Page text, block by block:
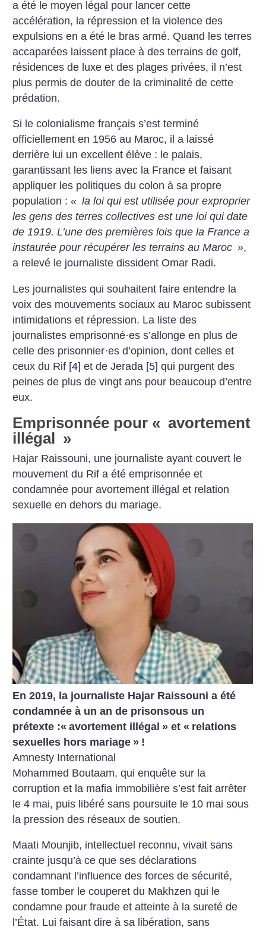
a été le moyen légal pour lancer cette
accélération, la répression et la violence des
expulsions en a été le bras armé. Quand les terres
accaparées laissent place à des terrains de golf,
résidences de luxe et des plages privées, il n’est
plus permis de douter de la criminalité de cette
prédation.
Si le colonialisme français s’est terminé
officiellement en 1956 au Maroc, il a laissé
derrière lui un excellent élève : le palais,
garantissant les liens avec la France et faisant
appliquer les politiques du colon à sa propre
population :« la loi qui est utilisée pour exproprier
les gens des terres collectives est une loi qui date
de 1919. L’une des premières lois que la France a
instaurée pour récupérer les terrains au Maroc »,
a relevé le journaliste dissident Omar Radi.
Les journalistes qui souhaitent faire entendre la
voix des mouvements sociaux au Maroc subissent
intimidations et répression. La liste des
journalistes emprisonné·es s’allonge en plus de
celle des prisonnier·es d’opinion, dont celles et
ceux du Rif [4] et de Jerada [5] qui purgent des
peines de plus de vingt ans pour beaucoup d’entre
eux.
Emprisonnée pour « avortement
illégal »
Hajar Raissouni, une journaliste ayant couvert le
mouvement du Rif a été emprisonnée et
condamnée pour avortement illégal et relation
sexuelle en dehors du mariage.
En 2019, la journaliste Hajar Raissouni a été
condamnée à un an de prisonsous un
prétexte :« avortement illégal » et « relations
sexuelles hors mariage » !
Amnesty International
Mohammed Boutaam, qui enquête sur la
corruption et la mafia immobilière s’est fait arrêter
le 4 mai, puis libéré sans poursuite le 10 mai sous
la pression des réseaux de soutien.
Maati Mounjib, intellectuel reconnu, vivait sans
crainte jusqu’à ce que ses déclarations
condamnant l’influence des forces de sécurité,
fasse tomber le couperet du Makhzen qui le
condamne pour fraude et atteinte à la sureté de
l’État. Lui faisant dire à sa libération, sans